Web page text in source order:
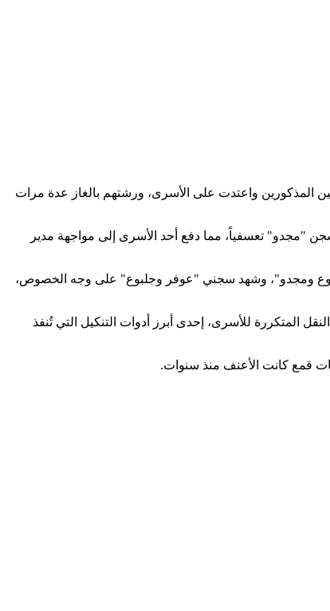
ونفذت عملية قمع واسعة داخل القسمين المذكورين واعتدت على الأسرى، ورشتهم بالغاز عدة مرات
"مجدو" تعسفياً، مما دفع أحد الأسرى إلى مواجهة مدير
ومجدو"، وشهد سجني "عوفر وجلبوع" على وجه الخصوص،
المتكررة للأسرى، إحدى أبرز أدوات التنكيل التي تُنفذ